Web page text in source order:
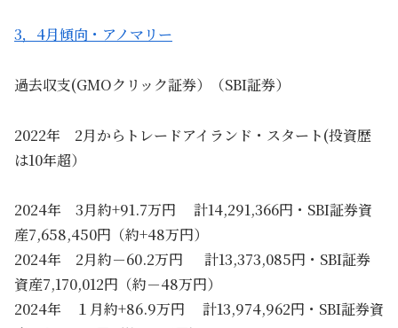
3，4月傾向・アノマリー
過去収支(GMOクリック証券）（SBI証券）
2022年 2月からトレードアイランド・スタート(投資歴
は10年超）
2024年 3月約+91.7万円 計14,291,366円・SBI証券資
産7,658,450円（約+48万円）
2024年 2月約－60.2万円 計13,373,085円・SBI証券
資産7,170,012円（約－48万円）
2024年 １月約+86.9万円 計13,974,962円・SBI証券資